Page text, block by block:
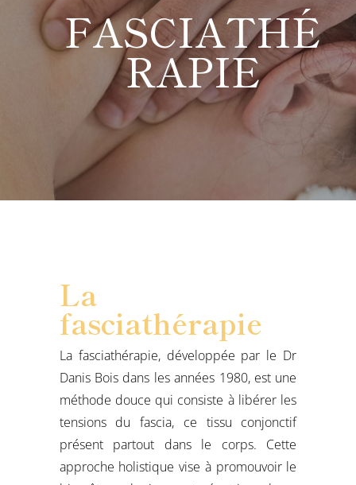
FASCIATHÉ
RAPIE
La
fasciathérapie
La fasciathérapie, développée par le Dr
Danis Bois dans les années 1980, est une
méthode douce qui consiste à libérer les
tensions du fascia, ce tissu conjonctif
présent partout dans le corps. Cette
approche holistique vise à promouvoir le